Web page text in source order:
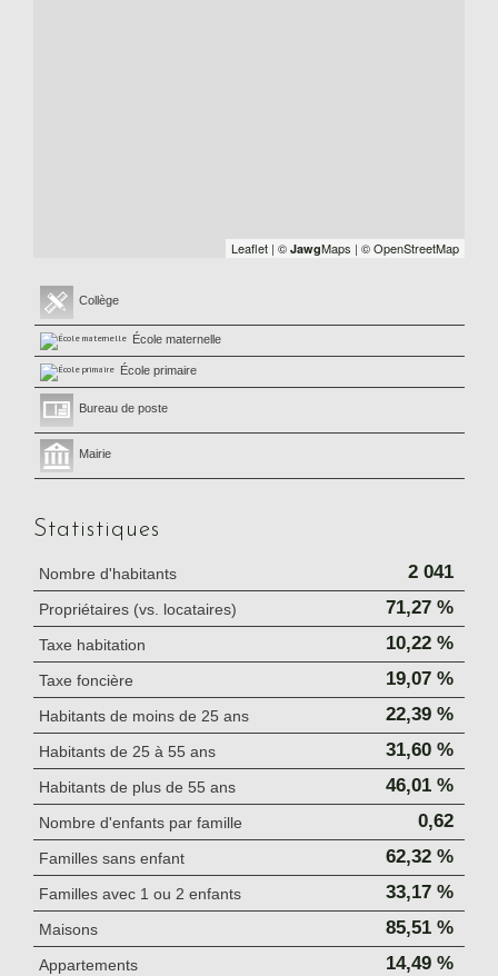
Leaflet | © JawgMaps | © OpenStreetMap
Collège
École maternelle
École primaire
Bureau de poste
Mairie
Statistiques
Nombre d'habitants 2 041
Propriétaires (vs. locataires) 71,27 %
Taxe habitation 10,22 %
Taxe foncière 19,07 %
Habitants de moins de 25 ans 22,39 %
Habitants de 25 à 55 ans 31,60 %
Habitants de plus de 55 ans 46,01 %
Nombre d'enfants par famille 0,62
Familles sans enfant 62,32 %
Familles avec 1 ou 2 enfants 33,17 %
Maisons 85,51 %
Appartements 14,49 %